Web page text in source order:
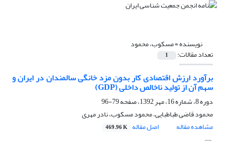
نویسنده =مسکوب، محمود
تعداد مقالات: 1
برآورد ارزش اقتصادی کار بدون مزد خانگی سالمندان در ایران و
سهم آن از تولید ناخالص داخلی (GDP)
دوره 8، شماره 16، مهر 1392، صفحه
79-96
محمود قاضی طباطبایی، محمود مسکوب، نادر مهری
مشاهده مقاله
اصل مقاله 469.96 K